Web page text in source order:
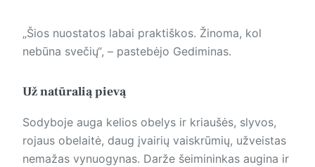
„Šios nuostatos labai praktiškos. Žinoma, kol
nebūna svečių“, – pastebėjo Gediminas.
Už natūralią pievą
Sodyboje auga kelios obelys ir kriaušės, slyvos,
rojaus obelaitė, daug įvairių vaiskrūmių, užveistas
nemažas vynuogynas. Darže šeimininkas augina ir